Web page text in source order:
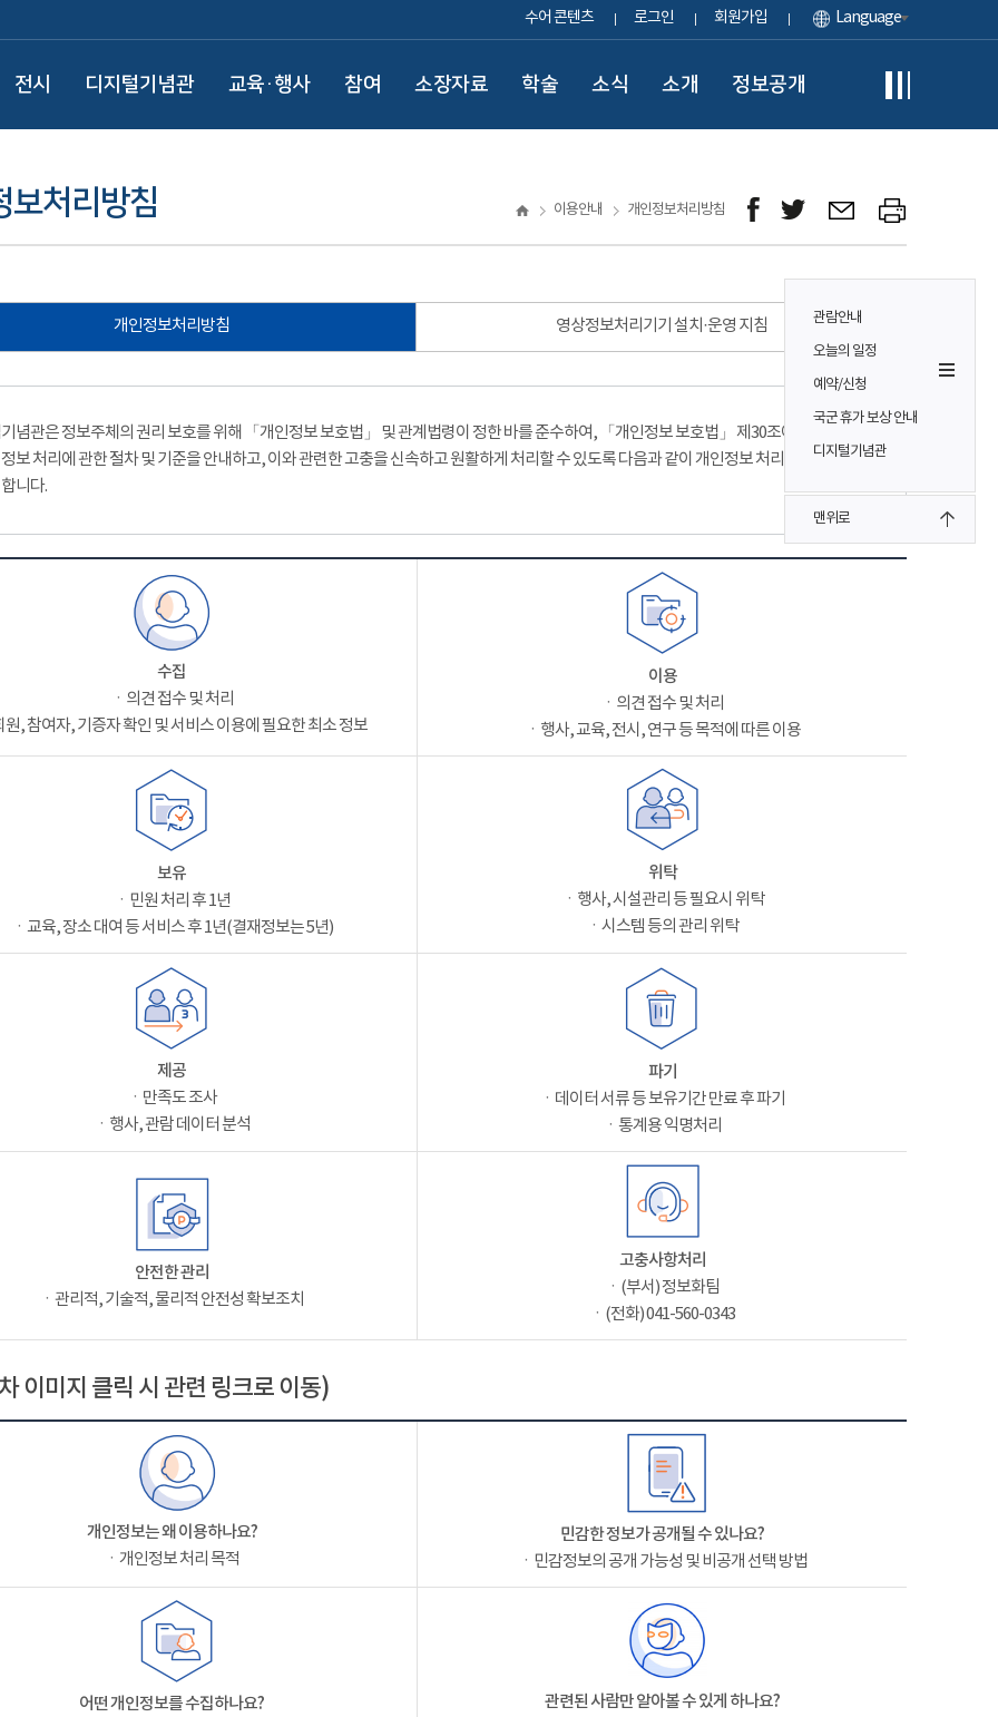
수어 콘텐츠 로그인 회원가입 Language
전시 디지털기념관 교육·행사 참여 소장자료 학술 소식 소개 정보공개
관람안내
오늘의 일정
예약/신청
국군 휴가 보상 안내
디지털기념관
맨위로
보처리방침 이용안내 개인정보처리방침
개인정보처리방침 영상정보처리기기 설치·운영 지침
념관은 정보주체의 권리 보호를 위해 「개인정보 보호법」 및 관계법령이 정한 바를 준수하여, 「개인정보 보호법」 제30조에 따라
보 처리에 관한 절차 및 기준을 안내하고, 이와 관련한 고충을 신속하고 원활하게 처리할 수 있도록 다음과 같이 개인정보 처리방침을
니다.
수집
ㆍ의견 접수 및 처리
원, 참여자, 기증자 확인 및 서비스 이용에 필요한 최소 정보
이용
ㆍ의견 접수 및 처리
ㆍ행사, 교육, 전시, 연구 등 목적에 따른 이용
보유
ㆍ민원 처리 후 1년
ㆍ교육, 장소 대여 등 서비스 후 1년(결재정보는 5년)
위탁
ㆍ행사, 시설관리 등 필요시 위탁
ㆍ시스템 등의 관리 위탁
제공
ㆍ만족도 조사
ㆍ행사, 관람 데이터 분석
파기
ㆍ데이터 서류 등 보유기간 만료 후 파기
ㆍ통계용 익명처리
안전한 관리
ㆍ관리적, 기술적, 물리적 안전성 확보조치
고충사항처리
ㆍ(부서) 정보화팀
ㆍ(전화) 041-560-0343
이미지 클릭 시 관련 링크로 이동)
개인정보는 왜 이용하나요?
ㆍ개인정보 처리 목적
민감한 정보가 공개될 수 있나요?
ㆍ민감정보의 공개 가능성 및 비공개 선택 방법
어떤 개인정보를 수집하나요?
관련된 사람만 알아볼 수 있게 하나요?